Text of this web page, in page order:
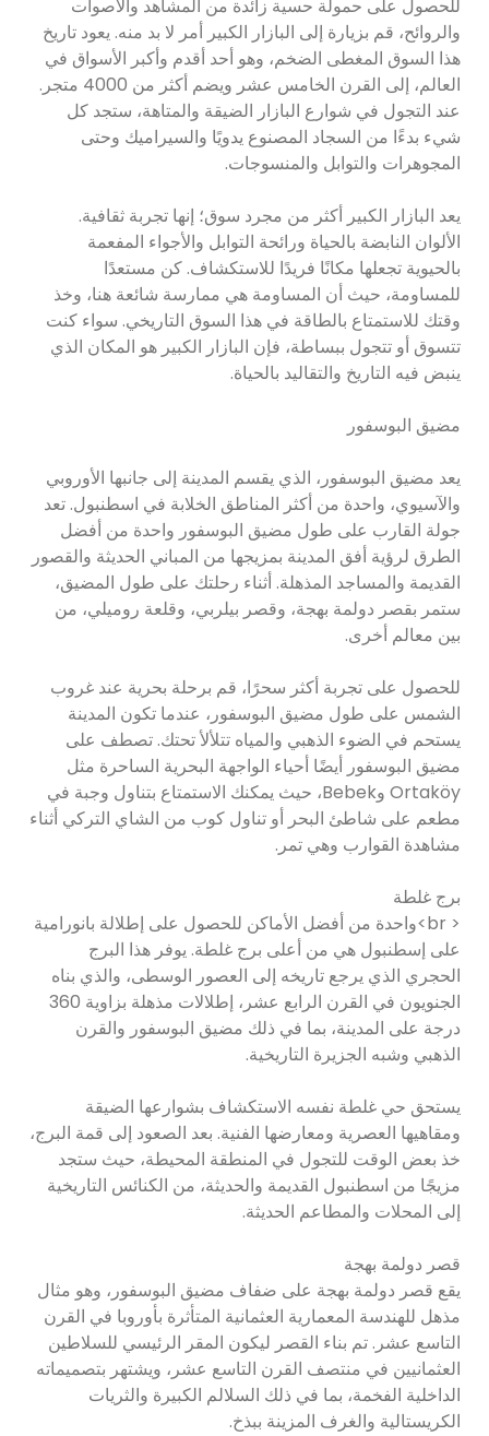
للحصول على حمولة حسية زائدة من المشاهد والأصوات
والروائح، قم بزيارة إلى البازار الكبير أمر لا بد منه. يعود تاريخ
هذا السوق المغطى الضخم، وهو أحد أقدم وأكبر الأسواق في
العالم، إلى القرن الخامس عشر ويضم أكثر من 4000 متجر.
عند التجول في شوارع البازار الضيقة والمتاهة، ستجد كل
شيء بدءًا من السجاد المصنوع يدويًا والسيراميك وحتى
المجوهرات والتوابل والمنسوجات.
يعد البازار الكبير أكثر من مجرد سوق؛ إنها تجربة ثقافية.
الألوان النابضة بالحياة ورائحة التوابل والأجواء المفعمة
بالحيوية تجعلها مكانًا فريدًا للاستكشاف. كن مستعدًا
للمساومة، حيث أن المساومة هي ممارسة شائعة هنا، وخذ
وقتك للاستمتاع بالطاقة في هذا السوق التاريخي. سواء كنت
تتسوق أو تتجول ببساطة، فإن البازار الكبير هو المكان الذي
ينبض فيه التاريخ والتقاليد بالحياة.
مضيق البوسفور
يعد مضيق البوسفور، الذي يقسم المدينة إلى جانبها الأوروبي
والآسيوي، واحدة من أكثر المناطق الخلابة في اسطنبول. تعد
جولة القارب على طول مضيق البوسفور واحدة من أفضل
الطرق لرؤية أفق المدينة بمزيجها من المباني الحديثة والقصور
القديمة والمساجد المذهلة. أثناء رحلتك على طول المضيق،
ستمر بقصر دولمة بهجة، وقصر بيلربي، وقلعة روميلي، من
بين معالم أخرى.
للحصول على تجربة أكثر سحرًا، قم برحلة بحرية عند غروب
الشمس على طول مضيق البوسفور، عندما تكون المدينة
يستحم في الضوء الذهبي والمياه تتلألأ تحتك. تصطف على
مضيق البوسفور أيضًا أحياء الواجهة البحرية الساحرة مثل
Ortaköy وBebek، حيث يمكنك الاستمتاع بتناول وجبة في
مطعم على شاطئ البحر أو تناول كوب من الشاي التركي أثناء
مشاهدة القوارب وهي تمر.
برج غلطة
< br>واحدة من أفضل الأماكن للحصول على إطلالة بانورامية
على إسطنبول هي من أعلى برج غلطة. يوفر هذا البرج
الحجري الذي يرجع تاريخه إلى العصور الوسطى، والذي بناه
الجنويون في القرن الرابع عشر، إطلالات مذهلة بزاوية 360
درجة على المدينة، بما في ذلك مضيق البوسفور والقرن
الذهبي وشبه الجزيرة التاريخية.
يستحق حي غلطة نفسه الاستكشاف بشوارعها الضيقة
ومقاهيها العصرية ومعارضها الفنية. بعد الصعود إلى قمة البرج،
خذ بعض الوقت للتجول في المنطقة المحيطة، حيث ستجد
مزيجًا من اسطنبول القديمة والحديثة، من الكنائس التاريخية
إلى المحلات والمطاعم الحديثة.
قصر دولمة بهجة
يقع قصر دولمة بهجة على ضفاف مضيق البوسفور، وهو مثال
مذهل للهندسة المعمارية العثمانية المتأثرة بأوروبا في القرن
التاسع عشر. تم بناء القصر ليكون المقر الرئيسي للسلاطين
العثمانيين في منتصف القرن التاسع عشر، ويشتهر بتصميماته
الداخلية الفخمة، بما في ذلك السلالم الكبيرة والثريات
الكريستالية والغرف المزينة ببذخ.